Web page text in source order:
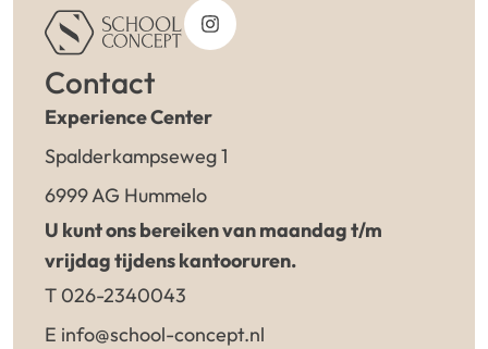
Contact
Experience Center
Spalderkampseweg 1
6999 AG Hummelo
U kunt ons bereiken van maandag t/m
vrijdag tijdens kantooruren.
T 026-2340043
E info@school-concept.nl